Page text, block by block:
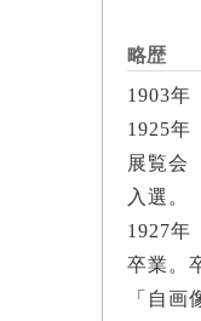
略歴
1903
1925
展覧会
入選。
1927
卒業。
「自画